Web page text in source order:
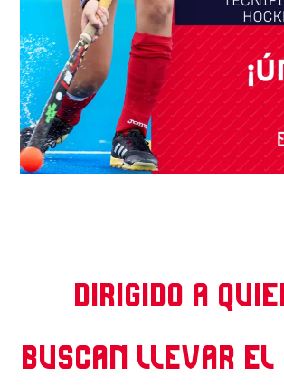
Dirigido a
buscan llevar el